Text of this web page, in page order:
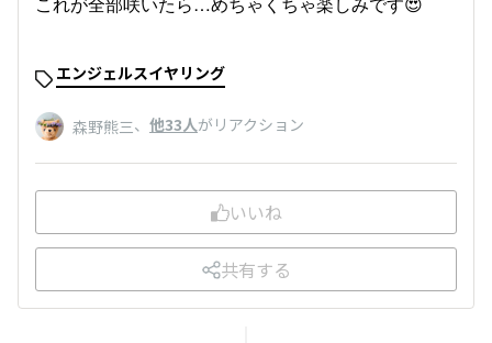
エンジェルスイヤリング
森野熊三、 他33人がリアクション
いいね
共有する